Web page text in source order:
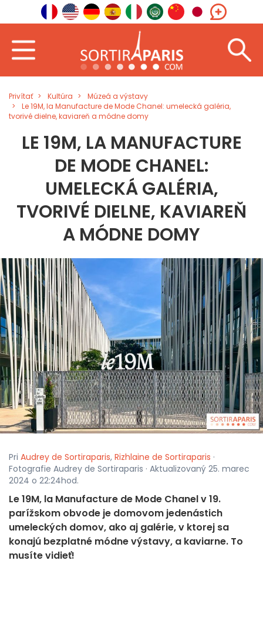
Privítať Kultúra
Múzeá a výstavy
Le 19M, la Manufacture de Mode Chanel: umelecká galéria,
tvorivé dielne, kaviareň a módne domy
LE 19M, LA MANUFACTURE
DE MODE CHANEL:
UMELECKÁ GALÉRIA,
TVORIVÉ DIELNE, KAVIAREŇ
A MÓDNE DOMY
Pri Audrey de Sortiraparis, Rizhlaine de Sortiraparis ·
Fotografie Audrey de Sortiraparis · Aktualizovaný 25. marec
2024 o 22:24hod.
Le 19M, la Manufacture de Mode Chanel v 19.
parížskom obvode je domovom jedenástich
umeleckých domov, ako aj galérie, v ktorej sa
konajú bezplatné módne výstavy, a kaviarne. To
musíte vidieť!